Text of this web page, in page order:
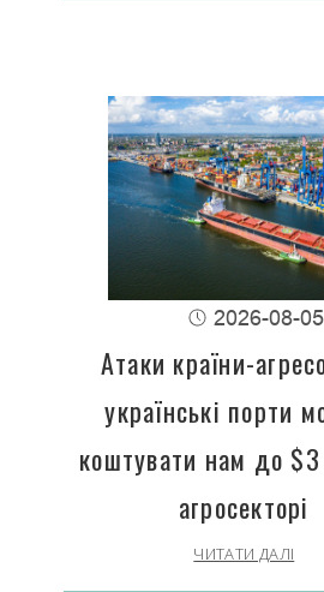
2026-08-05
Атаки країни-
українські порти
коштувати нам до
агросекторі
ЧИТАТИ ДАЛІ